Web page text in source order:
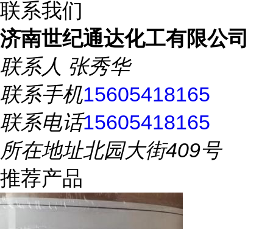
联系我们
济南世纪通达化工有限公司
联系人 张秀华
联系手机15605418165
联系电话15605418165
所在地址北园大街409号
推荐产品